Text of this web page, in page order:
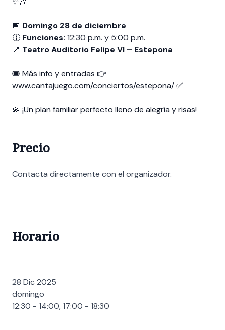
📅 Domingo 28 de diciembre
🕧 Funciones: 12:30 p.m. y 5:00 p.m.
📍 Teatro Auditorio Felipe VI – Estepona
🎟️ Más info y entradas 👉
www.cantajuego.com/conciertos/estepona/✅
💫 ¡Un plan familiar perfecto lleno de alegría y risas!
Precio
Contacta directamente con el organizador.
Horario
28 Dic 2025
domingo
12:30 - 14:00, 17:00 - 18:30